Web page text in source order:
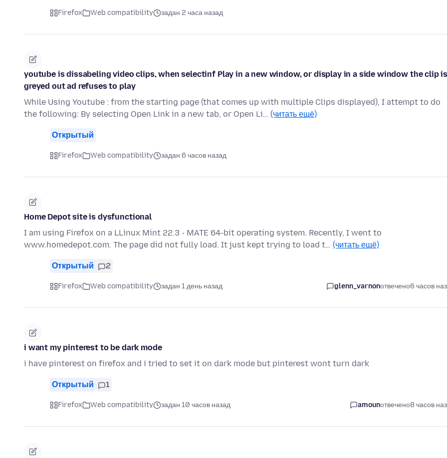
Firefox Web compatibility задан 2 часа назад
youtube is dissabeling video clips, when selectinf Play in a new window, or display in a side window the clip
greyed out ad refuses to play
While Using Youtube : from the starting page (that comes up with multiple Clips displayed), I attempt to do
the following: By selecting Open Link in a new tab, or Open Li… (читать ещё)
Открытый
Firefox Web compatibility задан 6 часов назад
Home Depot site is dysfunctional
I am using Firefox on a LLinux Mint 22.3 - MATE 64-bit operating system. Recently, I went to
www.homedepot.com. The page did not fully load. It just kept trying to load t… (читать ещё)
Открытый 2
Firefox Web compatibility задан 1 день назад glenn_varnonотвечено6 часов
i want my pinterest to be dark mode
i have pinterest on firefox and i tried to set it on dark mode but pinterest wont turn dark
Открытый 1
Firefox Web compatibility задан 10 часов назад amounотвечено8 часов